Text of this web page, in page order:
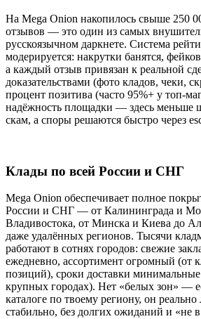
На Mega Onion накопилось свыше 250
отзывов — это один из самых
русскоязычном даркнете. Система
модерируется: накрутки банятся,
а каждый отзыв привязан к реальной
доказательствами (фото кладов, чеки,
процент позитива (часто 95%+ у топ-
надёжность площадки — здесь меньше
скам, а споры решаются быстро через
Клады по всей России и СНГ
Mega Onion обеспечивает полное
России и СНГ — от Калининграда и
Владивостока, от Минска и Киева до
даже удалённых регионов. Тысячи
работают в сотнях городов: свежие
ежедневно, ассортимент огромный (от
позиций), сроки доставки минимальные
крупных городах). Нет «белых зон» —
каталоге по твоему региону, он
стабильно, без долгих ожиданий и «не